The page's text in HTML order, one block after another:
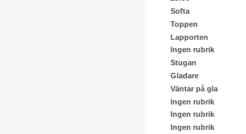
Softa
Toppen
Lapporten
Ingen rubrik
Stugan
Gladare
Väntar på gla
Ingen rubrik
Ingen rubrik
Ingen rubrik